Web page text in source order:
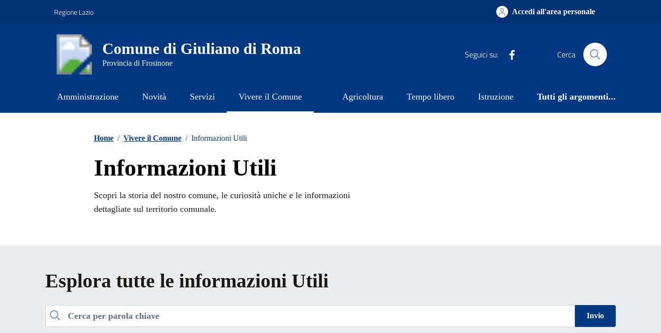
Regione Lazio Accedi all'area personale
Comune di Giuliano di Roma
Provincia di Frosinone
Seguici su: Cerca
Amministrazione Novità Servizi Vivere il Comune Agricoltura Tempo libero Istruzione Tutti gli argomenti...
Home / Vivere il Comune / Informazioni Utili
Informazioni Utili
Scopri la storia del nostro comune, le curiosità uniche e le informazioni
dettagliate sul territorio comunale.
Esplora tutte le informazioni Utili
Cerca Invio